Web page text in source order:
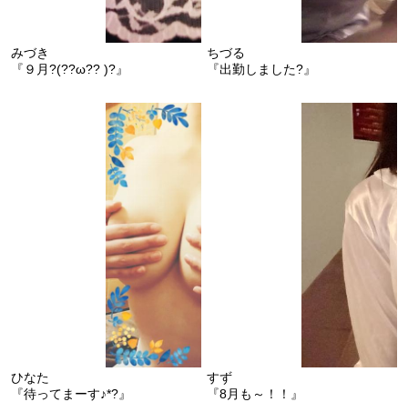
みづき
『９月?(??ω?? )?』
ちづる
『出勤しました?』
ひなた
『待ってまーす♪*?』
すず
『8月も～！！』